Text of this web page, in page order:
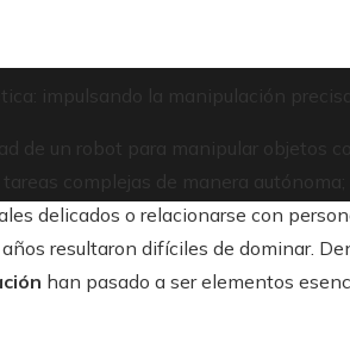
impulsando la manipulación precisa
de un robot para manipular objetos
complejas de manera autónoma;
delicados o relacionarse con
resultaron difíciles de dominar.
han pasado a ser elementos